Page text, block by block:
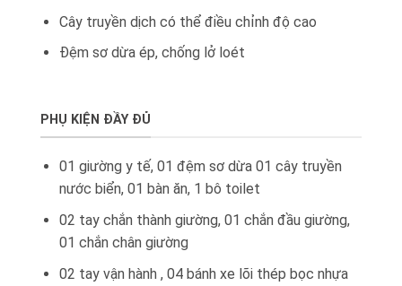
Cây truyền dịch có thể điều chỉnh độ cao
Đệm sơ dừa ép, chống lở loét
PHỤ KIỆN ĐẦY ĐỦ
01 giường y tế, 01 đệm sơ dừa 01 cây truyền
nước biển, 01 bàn ăn, 1 bô toilet
02 tay chắn thành giường, 01 chắn đầu giường,
01 chắn chân giường
02 tay vận hành , 04 bánh xe lõi thép bọc nhựa